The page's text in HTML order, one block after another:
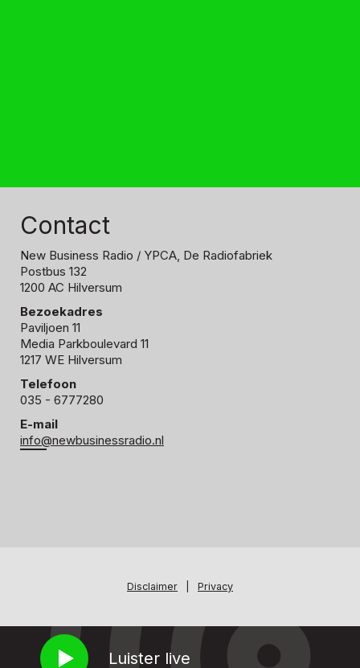
Luister live
Contact
New Business Radio / YPCA, De Radiofabriek
Postbus 132
1200 AC Hilversum
Bezoekadres
Paviljoen 11
Media Parkboulevard 11
1217 WE Hilversum
Telefoon
035 - 6777280
E-mail
info@newbusinessradio.nl
Disclaimer Privacy